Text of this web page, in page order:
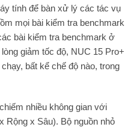
tính để bàn xử lý các tác vụ
mọi bài kiểm tra benchmark
bài kiểm tra benchmark ở
giảm tốc độ, NUC 15 Pro+
bất kể chế độ nào, trong
nhiều không gian với
Rộng x Sâu). Bộ nguồn nhỏ